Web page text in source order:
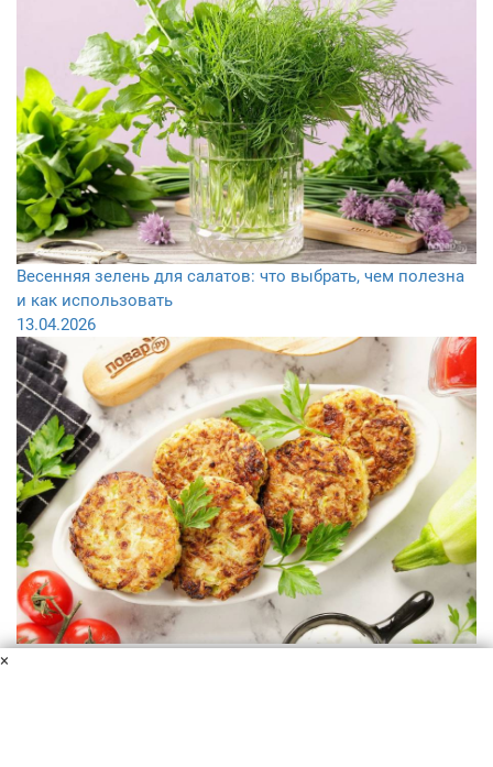
Весенняя зелень для салатов: что выбрать, чем полезна
и как использовать
13.04.2026
×